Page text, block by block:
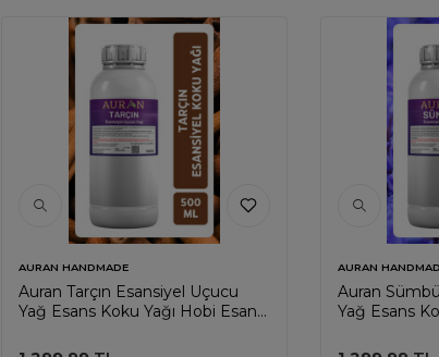
AURAN HANDMADE
Auran Tarçın Esansiyel Uçucu
Yağ Esans Koku Yağı Hobi Esans
AURAN
Auran
Yağ Esans